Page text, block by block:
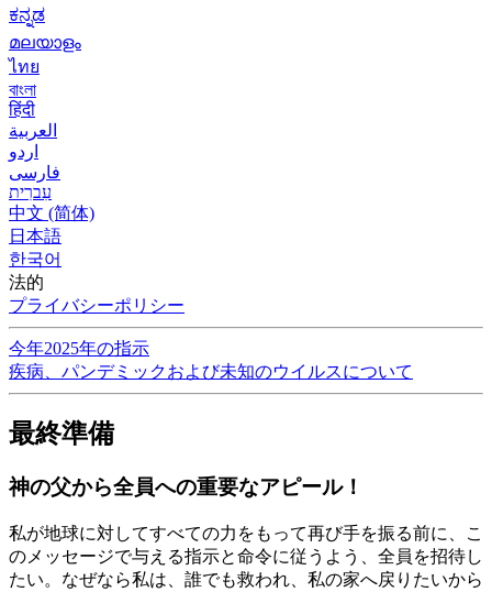
ಕನ್ನಡ
മലയാളം
ไทย
বাংলা
हिंदी
العربية
اردو
فارسی
עִברִית
中文 (简体)
日本語
한국어
法的
プライバシーポリシー
今年2025年の指示
疾病、パンデミックおよび未知のウイルスについて
最終準備
神の父から全員への重要なアピール！
私が地球に対してすべての力をもって再び手を振る前に、こ
のメッセージで与える指示と命令に従うよう、全員を招待し
たい。なぜなら私は、誰でも救われ、私の家へ戻りたいから